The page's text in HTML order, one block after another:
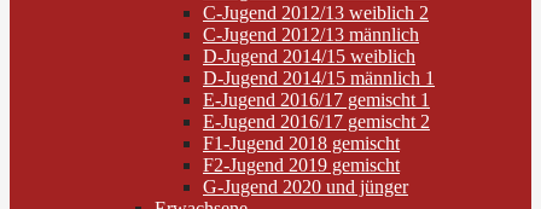
C-Jugend 2012/13 weiblich 2
C-Jugend 2012/13 männlich
D-Jugend 2014/15 weiblich
D-Jugend 2014/15 männlich 1
E-Jugend 2016/17 gemischt 1
E-Jugend 2016/17 gemischt 2
F1-Jugend 2018 gemischt
F2-Jugend 2019 gemischt
G-Jugend 2020 und jünger